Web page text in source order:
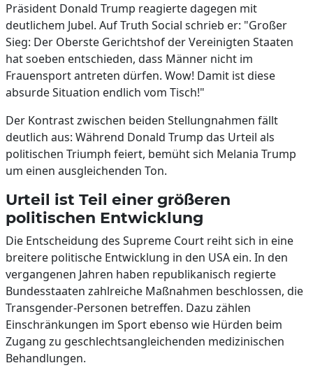
Präsident Donald Trump reagierte dagegen mit
deutlichem Jubel. Auf Truth Social schrieb er: "Großer
Sieg: Der Oberste Gerichtshof der Vereinigten Staaten
hat soeben entschieden, dass Männer nicht im
Frauensport antreten dürfen. Wow! Damit ist diese
absurde Situation endlich vom Tisch!"
Der Kontrast zwischen beiden Stellungnahmen fällt
deutlich aus: Während Donald Trump das Urteil als
politischen Triumph feiert, bemüht sich Melania Trump
um einen ausgleichenden Ton.
Urteil ist Teil einer größeren
politischen Entwicklung
Die Entscheidung des Supreme Court reiht sich in eine
breitere politische Entwicklung in den USA ein. In den
vergangenen Jahren haben republikanisch regierte
Bundesstaaten zahlreiche Maßnahmen beschlossen, die
Transgender-Personen betreffen. Dazu zählen
Einschränkungen im Sport ebenso wie Hürden beim
Zugang zu geschlechtsangleichenden medizinischen
Behandlungen.